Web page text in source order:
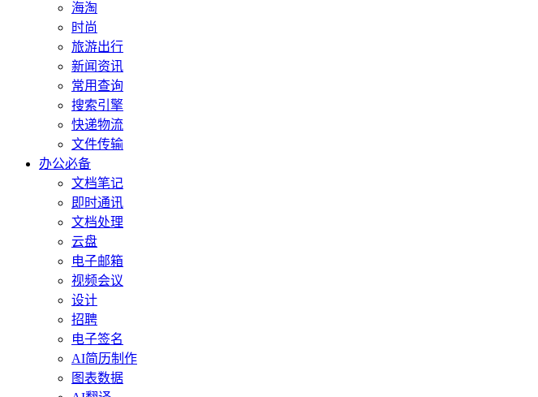
海淘
时尚
旅游出行
新闻资讯
常用查询
搜索引擎
快递物流
文件传输
办公必备
文档笔记
即时通讯
文档处理
云盘
电子邮箱
视频会议
设计
招聘
电子签名
AI简历制作
图表数据